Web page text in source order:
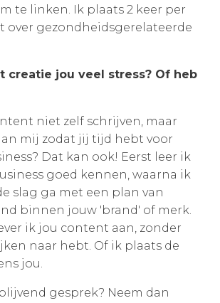
te linken. Ik plaats 2 keer per
over gezondheidsgerelateerde
creatie jou veel stress? Of heb
niet zelf schrijven, maar
mij zodat jij tijd hebt voor
Dat kan ook! Eerst leer ik
goed kennen, waarna ik
slag ga met een plan van
binnen jouw 'brand' of merk.
ik jou content aan, zonder
naar hebt. Of ik plaats de
jou.
gesprek? Neem dan